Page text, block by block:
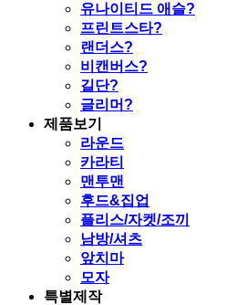
유나이티드 애슬?
프린트스타?
랜더스?
비캔버스?
길단?
글리머?
제품보기
라운드
카라티
맨투맨
후드&집업
플리스/자켓/조끼
남방/셔츠
앞치마
모자
특별제작